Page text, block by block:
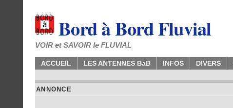
Bord à Bord Fluvial
VOIR et SAVOIR le FLUVIAL
ACCUEIL LES ANTENNES BaB INFOS DIVERS
ANNONCE